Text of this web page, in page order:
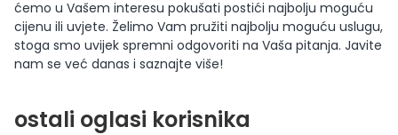
ćemo u Vašem interesu pokušati postići najbolju moguću
cijenu ili uvjete. Želimo Vam pružiti najbolju moguću uslugu,
stoga smo uvijek spremni odgovoriti na Vaša pitanja. Javite
nam se već danas i saznajte više!
ostali oglasi korisnika